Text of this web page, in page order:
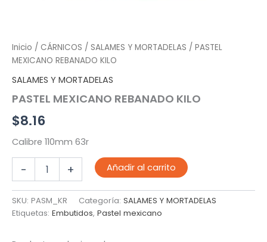
Inicio / CÁRNICOS / SALAMES Y MORTADELAS / PASTEL
MEXICANO REBANADO KILO
SALAMES Y MORTADELAS
PASTEL MEXICANO REBANADO KILO
$8.16
Calibre 110mm 63r
-
MEXICANO
KILO
cantidad
+ Añadir al carrito
SKU: PASM_KR Categoría: SALAMES Y MORTADELAS
Etiquetas: Embutidos, Pastel mexicano